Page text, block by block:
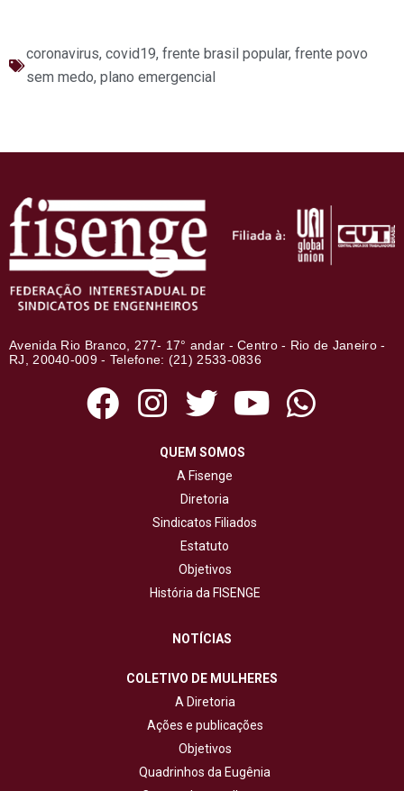
coronavirus, covid19, frente brasil popular, frente povo
sem medo, plano emergencial
Avenida Rio Branco, 277- 17° andar - Centro - Rio de Janeiro -
RJ, 20040-009 - Telefone: (21) 2533-0836
QUEM SOMOS
A Fisenge
Diretoria
Sindicatos Filiados
Estatuto
Objetivos
História da FISENGE
NOTÍCIAS
COLETIVO DE MULHERES
A Diretoria
Ações e publicações
Objetivos
Quadrinhos da Eugênia